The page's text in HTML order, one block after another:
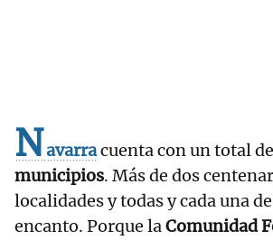
Navarracuenta con un total de
municipios. Más de dos
localidades y todas y cada una
encanto. Porque laComunidad